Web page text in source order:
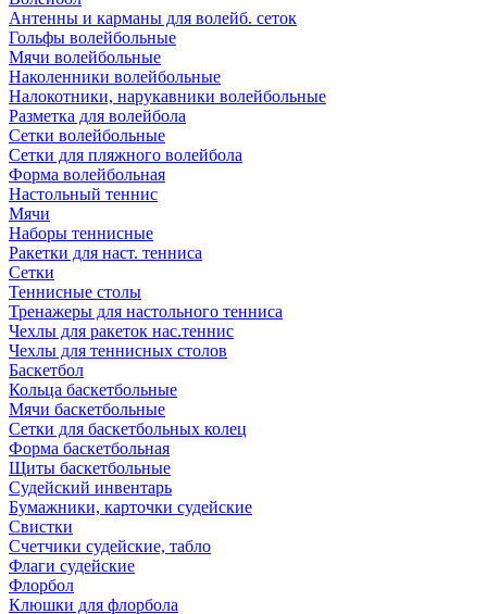
Антенны и карманы для волейб. сеток
Гольфы волейбольные
Мячи волейбольные
Наколенники волейбольные
Налокотники, нарукавники волейбольные
Разметка для волейбола
Сетки волейбольные
Сетки для пляжного волейбола
Форма волейбольная
Настольный теннис
Мячи
Наборы теннисные
Ракетки для наст. тенниса
Сетки
Теннисные столы
Тренажеры для настольного тенниса
Чехлы для ракеток нас.теннис
Чехлы для теннисных столов
Баскетбол
Кольца баскетбольные
Мячи баскетбольные
Сетки для баскетбольных колец
Форма баскетбольная
Щиты баскетбольные
Судейский инвентарь
Бумажники, карточки судейские
Свистки
Счетчики судейские, табло
Флаги судейские
Флорбол
Клюшки для флорбола